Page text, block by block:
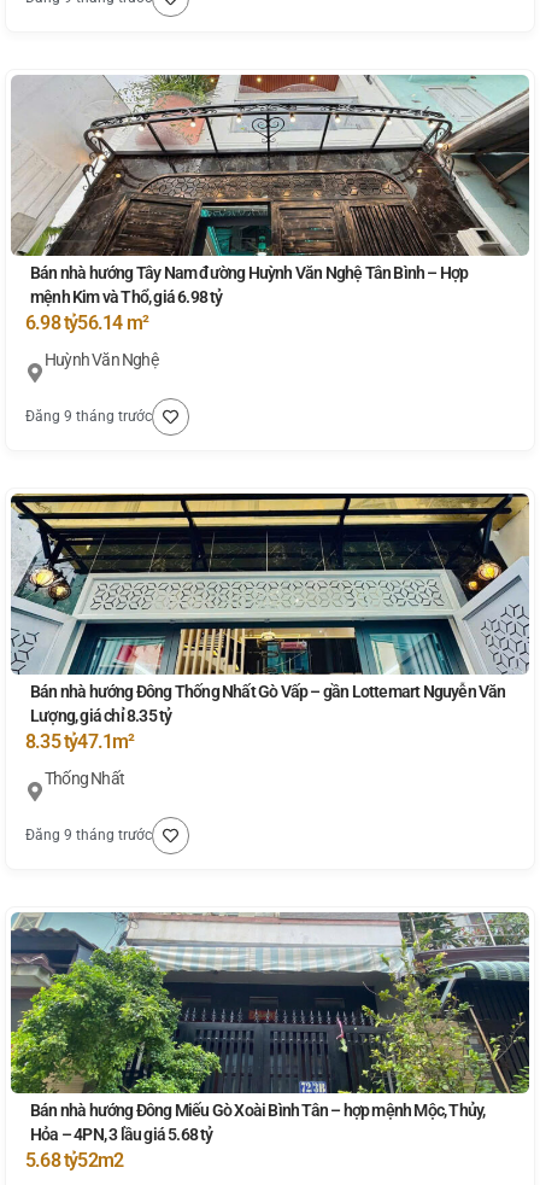
Bán nhà hướng Tây Nam đường Huỳnh Văn Nghệ Tân Bình – Hợp
mệnh Kim và Thổ, giá 6.98 tỷ
6.98 tỷ56.14 m²
Huỳnh Văn Nghệ
Đăng 9 tháng trước
Bán nhà hướng Đông Thống Nhất Gò Vấp – gần Lottemart Nguyễn Văn
Lượng, giá chỉ 8.35 tỷ
8.35 tỷ47.1m²
Thống Nhất
Đăng 9 tháng trước
Bán nhà hướng Đông Miếu Gò Xoài Bình Tân – hợp mệnh Mộc, Thủy,
Hỏa – 4PN, 3 lầu giá 5.68 tỷ
5.68 tỷ52m2